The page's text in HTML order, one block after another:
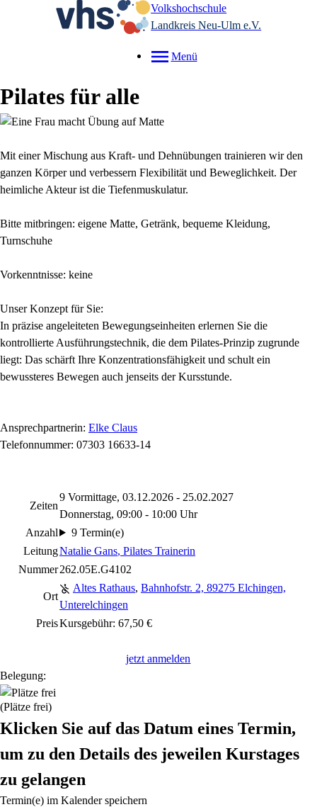
Volkshochschule
Landkreis Neu-Ulm e.V.
Menü
Pilates für alle
Mit einer Mischung aus Kraft- und Dehnübungen trainieren wir den
ganzen Körper und verbessern Flexibilität und Beweglichkeit. Der
heimliche Akteur ist die Tiefenmuskulatur.
Bitte mitbringen: eigene Matte, Getränk, bequeme Kleidung,
Turnschuhe
Vorkenntnisse: keine
Unser Konzept für Sie:
In präzise angeleiteten Bewegungseinheiten erlernen Sie die
kontrollierte Ausführungstechnik, die dem Pilates-Prinzip zugrunde
liegt: Das schärft Ihre Konzentrationsfähigkeit und schult ein
bewussteres Bewegen auch jenseits der Kursstunde.
Ansprechpartnerin: Elke Claus
Telefonnummer: 07303 16633-14
Zeiten
9 Vormittage, 03.12.2026 - 25.02.2027
Donnerstag, 09:00 - 10:00 Uhr
Anzahl
9 Termin(e)
LeitungNatalie Gans, Pilates Trainerin
Nummer262.05E.G4102
Ort
Altes Rathaus, Bahnhofstr. 2, 89275 Elchingen,
Unterelchingen
PreisKursgebühr: 67,50 €
jetzt anmelden
Belegung:
(Plätze frei)
Klicken Sie auf das Datum eines Termin,
um zu den Details des jeweilen Kurstages
zu gelangen
Termin(e) im Kalender speichern